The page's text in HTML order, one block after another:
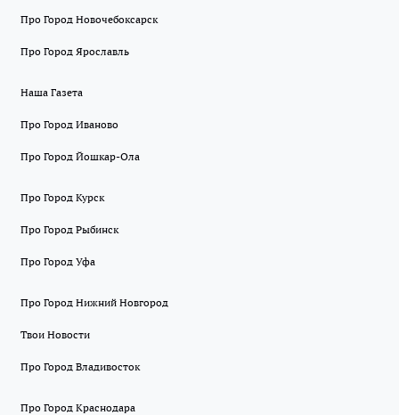
Про Город Новочебоксарск
Про Город Ярославль
Наша Газета
Про Город Иваново
Про Город Йошкар-Ола
Про Город Курск
Про Город Рыбинск
Про Город Уфа
Про Город Нижний Новгород
Твои Новости
Про Город Владивосток
Про Город Краснодара